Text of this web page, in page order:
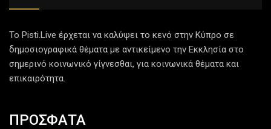
Το Pisti.Live έρχεται να καλύψει το κενό στην Κύπρο σε
δημοσιογραφικά θέματα με αντικείμενο την Εκκλησία στο
σημερινό κοινωνικό γίγνεσθαι, για κοινωνικά θέματα και
επικαιρότητα.
ΠΡΟΣΦΑΤΑ